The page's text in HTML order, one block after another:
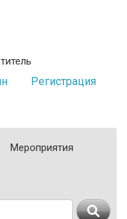
Регистрация
Мероприятия